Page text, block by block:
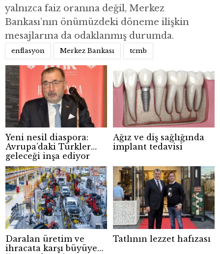
yalnızca faiz oranına değil, Merkez
Bankası’nın önümüzdeki döneme ilişkin
mesajlarına da odaklanmış durumda.
enflasyon Merkez Bankası tcmb
Yeni nesil diaspora:
Avrupa’daki Türkler
geleceği inşa ediyor
Ağız ve diş sağlığında
implant tedavisi
Daralan üretim ve
ihracata karşı büyüyen
Tatlının lezzet hafızası